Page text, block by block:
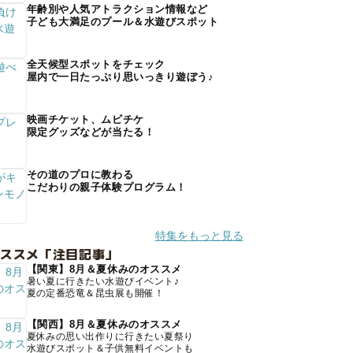
年齢別や人気アトラクション情報など
子ども大満足のプール＆水遊びスポット
全天候型スポットをチェック
屋内で一日たっぷり思いっきり遊ぼう♪
映画チケット、ムビチケ
限定グッズなどが当たる！
その道のプロに教わる
こだわりの親子体験プログラム！
特集をもっと見る
スメ「注目記事」
【関東】8月＆夏休みのオススメ
暑い夏に行きたい水遊びイベント♪
夏の定番恐竜＆昆虫展も開催！
【関西】8月＆夏休みのオススメ
夏休みの思い出作りに行きたい夏祭り
水遊びスポット＆子供無料イベントも